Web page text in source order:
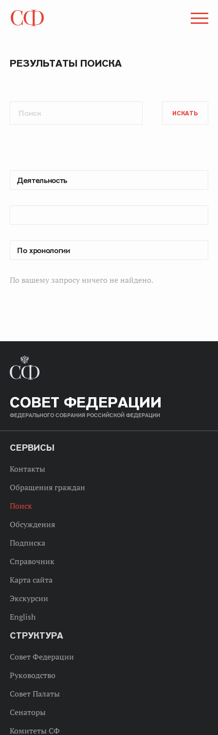
РЕЗУЛЬТАТЫ ПОИСКА
ИСКАТЬ
По вашему запросу ничего не найдено.
СОВЕТ ФЕДЕРАЦИИ
ФЕДЕРАЛЬНОГО СОБРАНИЯ РОССИЙСКОЙ ФЕДЕРАЦИИ
СЕРВИСЫ
Контакты
Обращения граждан
Поиск
Обсуждения
Подписка
Справочник
Карта сайта
Экскурсии
English
СТРУКТУРА
Совет Федерации
Руководство
Совет Палаты
Сенаторы
Комитеты СФ